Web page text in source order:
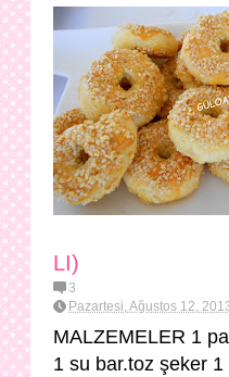
LI)
3
Pazartesi, Ağustos 12,
MALZEMELER 1
1 su bar.toz şeker